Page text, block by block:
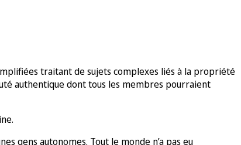
traitant de sujets complexes liés à la propriété
authentique dont tous les membres pourraient
gens autonomes. Tout le monde n’a pas eu